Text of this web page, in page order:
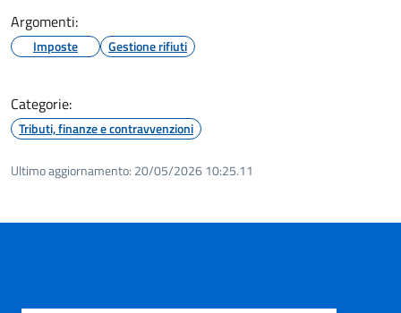
Argomenti:
Imposte Gestione rifiuti
Categorie:
Tributi, finanze e contravvenzioni
Ultimo aggiornamento: 20/05/2026 10:25.11